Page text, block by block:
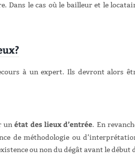
Dans le cas où le bailleur et le
à un expert. Ils devront alors
unétat des lieux d’entrée. En
de méthodologie ou
ou non du dégât avant le début